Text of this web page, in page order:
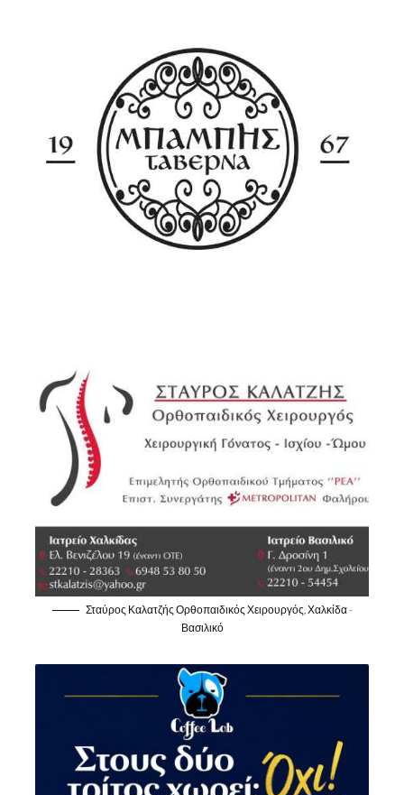
Σταύρος Καλατζής Ορθοπαιδικός Χειρουργός, Χαλκίδα -
Βασιλικό